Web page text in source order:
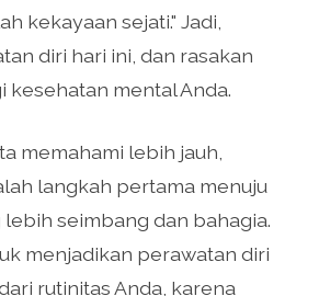
kekayaan sejati." Jadi,
diri hari ini, dan rasakan
kesehatan mental Anda.
memahami lebih jauh,
langkah pertama menuju
seimbang dan bahagia.
menjadikan perawatan diri
rutinitas Anda, karena